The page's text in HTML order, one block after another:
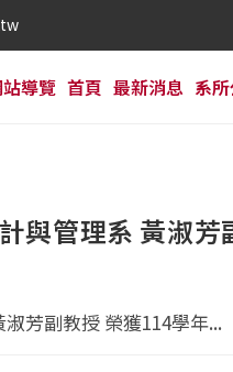
導覽 首頁 最新消息 系
與管理系 黃淑
芳副教授 榮獲114學年...